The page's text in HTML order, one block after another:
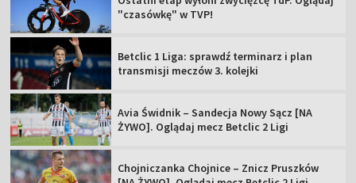
"czasówkę" w TVP!
Betclic 1 Liga: sprawdź terminarz i plan
transmisji meczów 3. kolejki
Avia Świdnik – Sandecja Nowy Sącz [NA
ŻYWO]. Oglądaj mecz Betclic 2 Ligi
Chojniczanka Chojnice – Znicz Pruszków